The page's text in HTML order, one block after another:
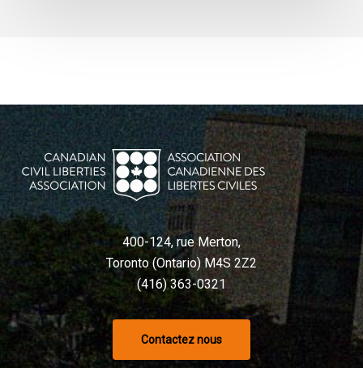
400-124, rue Merton,
Toronto (Ontario) M4S 2Z2
(416) 363-0321
Contactez nous